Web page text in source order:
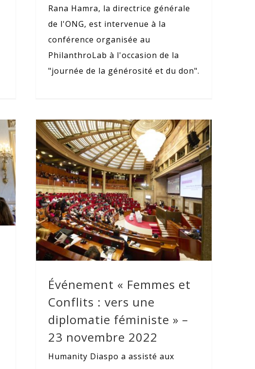
Rana Hamra, la directrice générale
de l'ONG, est intervenue à la
conférence organisée au
PhilanthroLab à l'occasion de la
"journée de la générosité et du don".
Événement « Femmes et Conflits :
vers une diplomatie féministe » – 23
novembre 2022
Événement « Femmes et
Conflits : vers une
diplomatie féministe » –
23 novembre 2022
Humanity Diaspo a assisté aux